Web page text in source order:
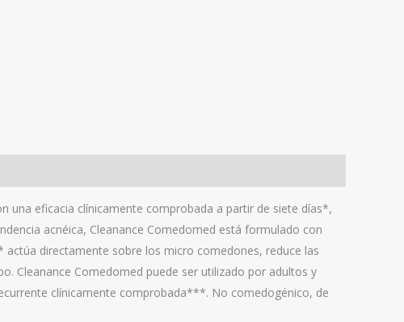
una eficacia clínicamente comprobada a partir de siete días*,
acnéica, Cleanance Comedomed está formulado con
directamente sobre los micro comedones, reduce las
Cleanance Comedomed puede ser utilizado por adultos y
clínicamente comprobada***. No comedogénico, de